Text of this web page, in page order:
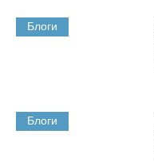
Блоги
Блоги